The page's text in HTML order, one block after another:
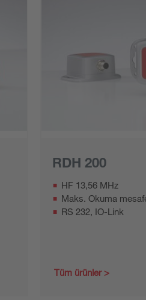
RDH 200
HF 13,56 MHz
Maks. Okuma
RS 232, IO-Link
Tüm ürünler